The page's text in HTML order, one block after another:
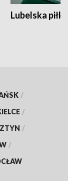
Lubelska piłka
/
/
/
/